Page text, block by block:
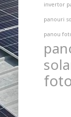
invertor
panouri
panou